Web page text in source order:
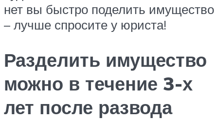
нет вы быстро поделить имущество
– лучше спросите у юриста!
Разделить имущество
можно в течение 3-х
лет после развода